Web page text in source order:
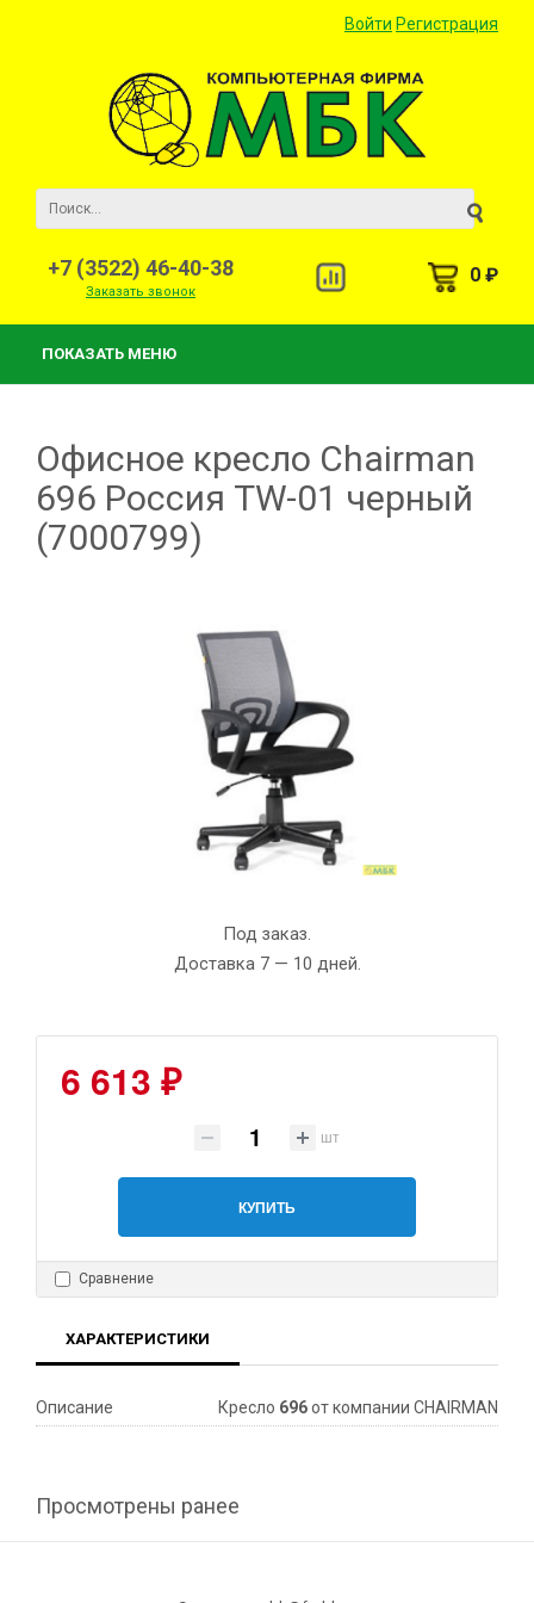
Войти Регистрация
+7 (3522) 46-40-38
Заказать звонок
0 ₽
ПОКАЗАТЬ МЕНЮ
Офисное кресло Chairman
696 Россия TW-01 черный
(7000799)
Под заказ.
Доставка 7 — 10 дней.
6 613 ₽
шт
КУПИТЬ
Сравнение
ХАРАКТЕРИСТИКИ
Описание Кресло 696от компании CHAIRMAN
Просмотрены ранее